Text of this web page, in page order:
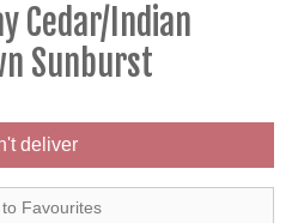
Cedar/Indian
Sunburst
deliver
Favourites